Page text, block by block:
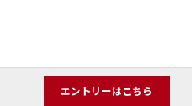
エントリーはこちら